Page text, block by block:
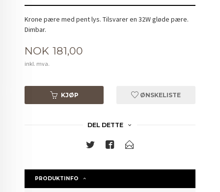
Krone pære med pent lys. Tilsvarer en 32W gløde pære.
Dimbar.
Pris
NOK 181,00
inkl. mva.
KJØP ØNSKELISTE
DEL DETTE
PRODUKTINFO